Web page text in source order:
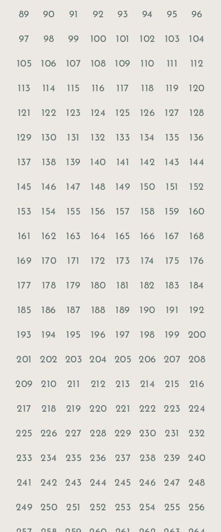
89 90 91 92 93 94 95 96
97 98 99 100 101 102 103 104
105 106 107 108 109 110 111 112
113 114 115 116 117 118 119 120
121 122 123 124 125 126 127 128
129 130 131 132 133 134 135 136
137 138 139 140 141 142 143 144
145 146 147 148 149 150 151 152
153 154 155 156 157 158 159 160
161 162 163 164 165 166 167 168
169 170 171 172 173 174 175 176
177 178 179 180 181 182 183 184
185 186 187 188 189 190 191 192
193 194 195 196 197 198 199 200
201 202 203 204 205 206 207 208
209 210 211 212 213 214 215 216
217 218 219 220 221 222 223 224
225 226 227 228 229 230 231 232
233 234 235 236 237 238 239 240
241 242 243 244 245 246 247 248
249 250 251 252 253 254 255 256